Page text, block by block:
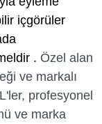
içgörüler
. Özel alan
ve markalı
profesyonel
ve marka